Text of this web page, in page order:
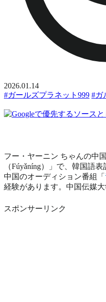
2026.01.14
#ガールズプラネット999 #ガ
フー・ヤーニン ちゃんの中
（Fúyǎníng）」で、韓国語
中国のオーディション番組「
経験があります。中国伝媒大
スポンサーリンク